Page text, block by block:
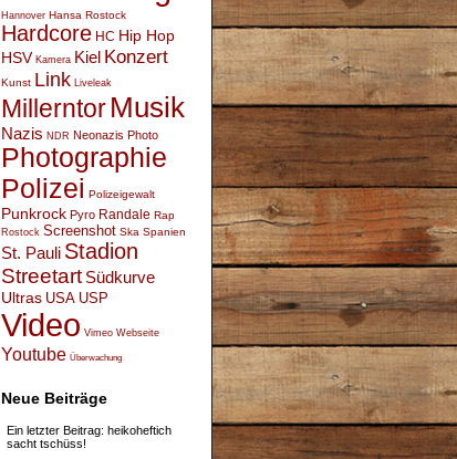
Hannover Hansa Rostock
Hardcore HC Hip Hop
HSV Kamera Kiel Konzert
Kunst Link Liveleak
Millerntor Musik
Nazis NDR Neonazis Photo
Photographie
Polizei Polizeigewalt
Punkrock Pyro Randale Rap
Rostock Screenshot Ska Spanien
St. Pauli Stadion
Streetart Südkurve
Ultras USA USP
Video Vimeo Webseite
Youtube Überwachung
Neue Beiträge
Ein letzter Beitrag: heikoheftich
sacht tschüss!